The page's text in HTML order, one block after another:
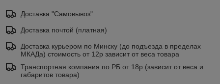
Доставка "Самовывоз"
Доставка почтой (платная)
Доставка курьером по Минску (до подъезда в пределах
МКАДа) стоимость от 12р зависит от веса товара
Транспортная компания по РБ от 18р (зависит от веса и
габаритов товара)